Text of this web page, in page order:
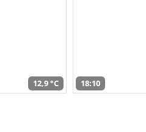
12,9 °C 18:10